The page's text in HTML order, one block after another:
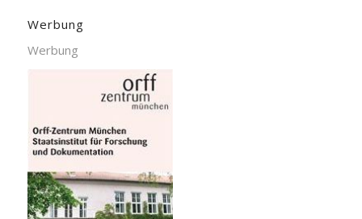
Werbung
Werbung